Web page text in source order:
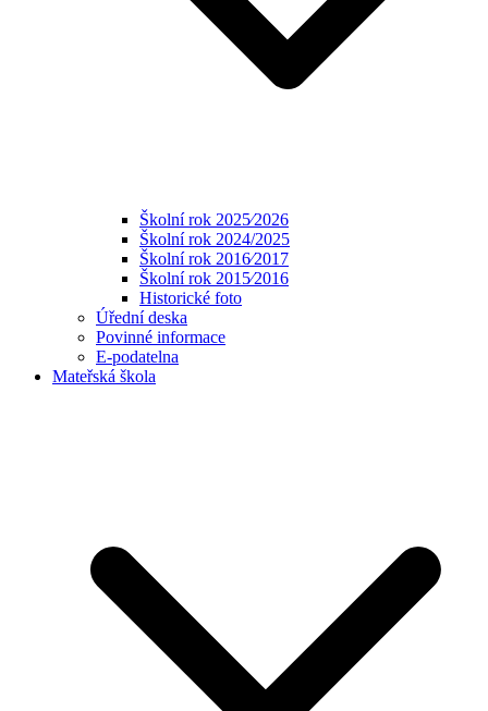
Školní rok 2025⁄2026
Školní rok 2024/2025
Školní rok 2016⁄2017
Školní rok 2015⁄2016
Historické foto
Úřední deska
Povinné informace
E-podatelna
Mateřská škola